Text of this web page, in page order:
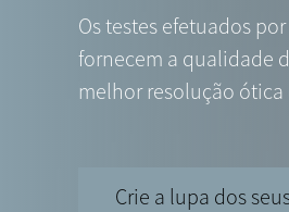
Os testes efetuados
fornecem a qualidade
melhor resolução ótica
Crie a lupa dos